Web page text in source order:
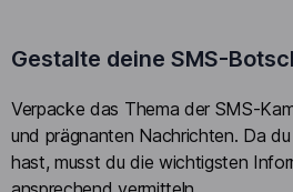
Gestalte deine SMS-
Verpacke das Thema der SMS-
und prägnanten Nachrichten. Da
hast, musst du die wichtigsten